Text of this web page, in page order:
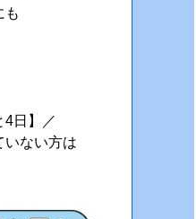
も
4日】／
いない方は